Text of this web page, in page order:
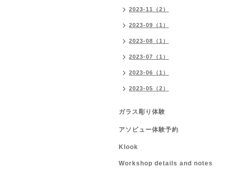
2023-11（2）
2023-09（1）
2023-08（1）
2023-07（1）
2023-06（1）
2023-05（2）
ガラス彫り体験
アソビュー体験予約
Klook
Workshop details and notes